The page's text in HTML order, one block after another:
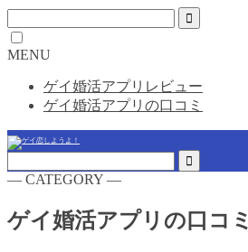
MENU
ゲイ婚活アプリレビュー
ゲイ婚活アプリの口コミ
― CATEGORY ―
ゲイ婚活アプリの口コミ